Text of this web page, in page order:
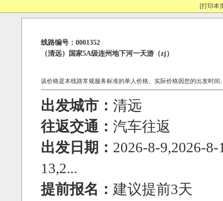
[打印本
线路编号：0001352
（清远）国家5A级连州地下河一天游（zj）
该价格是本线路常规服务标准的单人价格。实际价格因您的出发时
出发城市：清远
往返交通：汽车往返
出发日期： 2026-8-9,2026-
13,2...
提前报名： 建议提前3天